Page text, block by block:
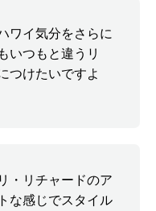
ワイ気分をさらに
いつもと違うリ
つけたいですよ
・リチャードのア
な感じでスタイル